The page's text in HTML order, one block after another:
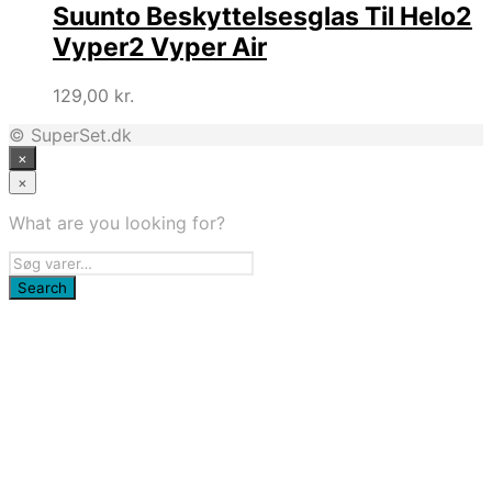
285,00 kr..257,00 kr..
Suunto Beskyttelsesglas Til Helo2
Vyper2 Vyper Air
129,00 kr.
© SuperSet.dk
×
×
What are you looking for?